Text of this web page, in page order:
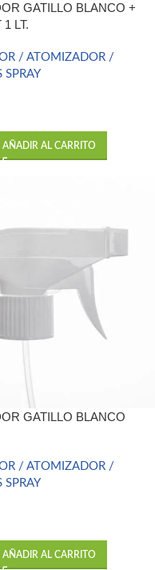
GATILLO BLANCO +
LT.
/ ATOMIZADOR /
SPRAY
AÑADIR AL CARRITO
GATILLO BLANCO
/ ATOMIZADOR /
SPRAY
AÑADIR AL CARRITO